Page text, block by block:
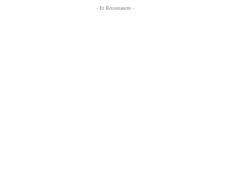
- Et Recomanem -